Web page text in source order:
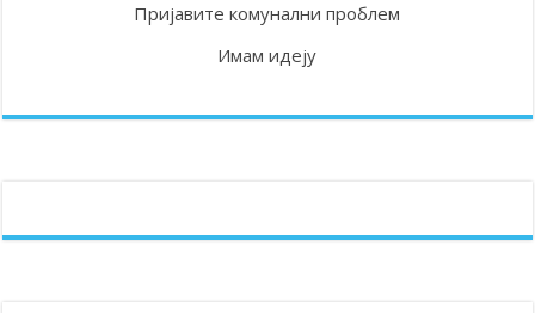
Пријавите комунални проблем
Имам идеју